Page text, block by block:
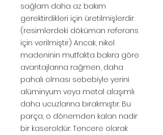
sağlam daha az bakım
gerektirdikleri için üretilmişlerdir.
(resimlerdeki döküman referans
için verilmiştir) Ancak, nikel
madeninin mutfakta bakıra göre
avantajlarına rağmen, daha
pahalı olması sebebiyle yerini
alüminyum veya metal alaşımlı
daha ucuzlarına bırakmıştır. Bu
parça, o dönemden kalan nadir
bir kaseroldür. Tencere olarak